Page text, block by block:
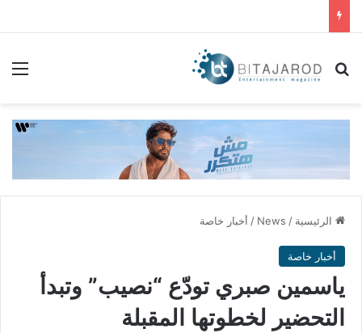
بحث عن
الرئيسية /
News
/ أخبار خاصة
أخبار خاصة
ياسمين صبري تودّع “نصيب” وتبدأ
التحضير لخطوتها المقبلة